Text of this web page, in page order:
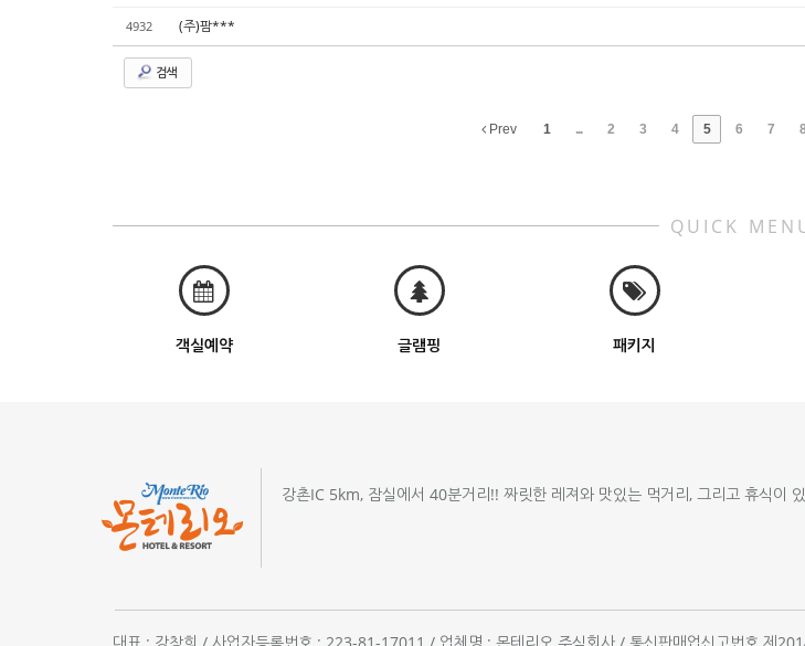
4932 (주)팜***
검색
Prev 1 ... 2 3 4 5 6 7 8
QUICK
객실예약 글램핑 패키지
강촌IC 5km, 잠실에서 40분거리!! 짜릿한 레져와 맛있는 먹거리, 그리고 휴식이